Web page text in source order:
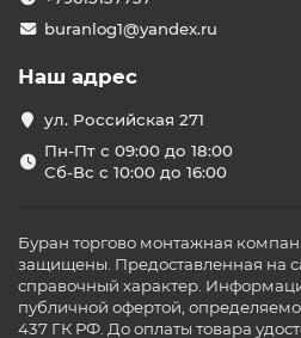
Категории
помещений с подвесными
Распределяют воздух
Канальные
небольших магазинах и
управлении и
Мульти-сплит-системы—
несколько внутренних
buranlog1@yandex.ru
Наш адрес
ул. Российская 271
Пн-Пт с 09:00 до 18:00
Сб-Вс с 10:00 до 16:00
Буран торгово монтажная
защищены. Предоставленная на
справочный характер.
публичной офертой,
437 ГК РФ. До оплаты товара